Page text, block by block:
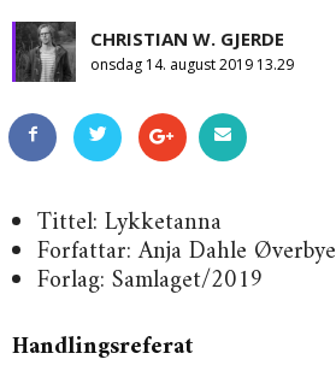
CHRISTIAN W. GJERDE
onsdag 14. august 2019 13.29
Tittel: Lykketanna
Forfattar: Anja Dahle Øverbye
Forlag: Samlaget/2019
Handlingsreferat